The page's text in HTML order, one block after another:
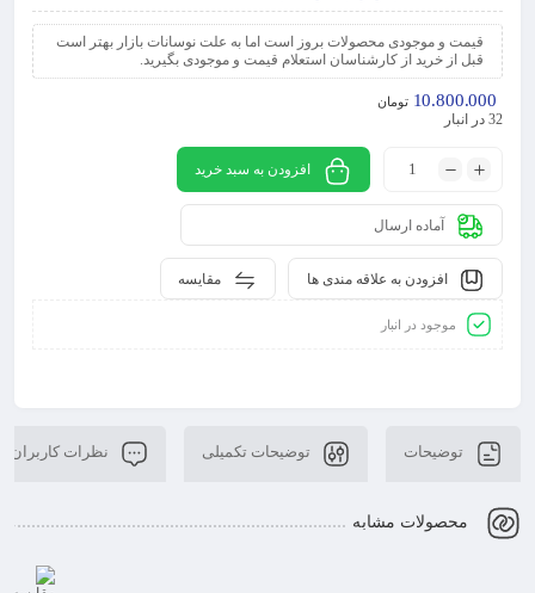
قیمت و موجودی محصولات بروز است اما به علت نوسانات بازار بهتر است
قبل از خرید از کارشناسان استعلام قیمت و موجودی بگیرید.
10.800.000 تومان
32 در انبار
افزودن به سبد خرید
آماده ارسال
مقایسه افزودن به علاقه مندی ها
موجود در انبار
توضیحات توضیحات تکمیلی نظرات کاربران
محصولات مشابه